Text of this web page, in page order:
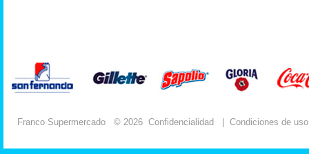
Franco Supermercado © 2026 Confidencialidad Condiciones de uso